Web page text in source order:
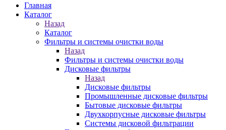
Главная
Каталог
Назад
Каталог
Фильтры и системы очистки воды
Назад
Фильтры и системы очистки воды
Дисковые фильтры
Назад
Дисковые фильтры
Промышленные дисковые фильтры
Бытовые дисковые фильтры
Двухкорпусные дисковые фильтры
Системы дисковой фильтрации